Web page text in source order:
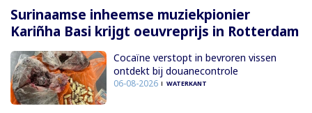
Surinaamse inheemse muziekpionier
Kariñha Basi krijgt oeuvreprijs in Rotterdam
Cocaïne verstopt in bevroren vissen
ontdekt bij douanecontrole
06-08-2026 WATERKANT